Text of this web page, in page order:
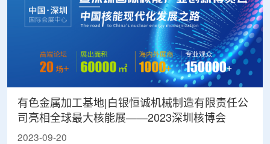
有色金属加工基地|白银恒诚机械制造有限责任公
司亮相全球最大核能展——2023深圳核博会
2023-09-20